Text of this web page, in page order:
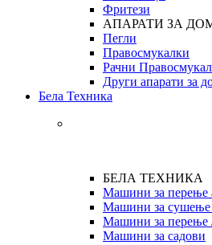
Фритези
АПАРАТИ ЗА
Пегли
Правосмукалки
Рачни
Други апарати за
Бела Техника
БЕЛА ТЕХНИКА
Машини за перење
Машини за сушење
Машини за перење
Машини за садови